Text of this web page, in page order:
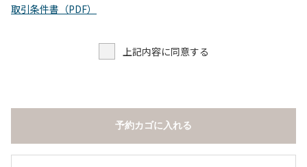
取引条件書（PDF）
上記内容に同意する
予約カゴに入れる